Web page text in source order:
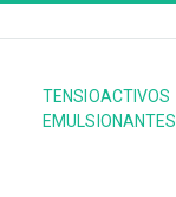
TENSIOACTIVOS
EMULSIONANTES